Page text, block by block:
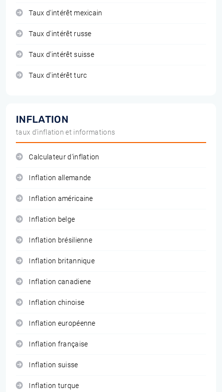
Taux d'intérêt mexicain
Taux d'intérêt russe
Taux d'intérêt suisse
Taux d'intérêt turc
INFLATION
taux d'inflation et informations
Calculateur d'inflation
Inflation allemande
Inflation américaine
Inflation belge
Inflation brésilienne
Inflation britannique
Inflation canadiene
Inflation chinoise
Inflation européenne
Inflation française
Inflation suisse
Inflation turque